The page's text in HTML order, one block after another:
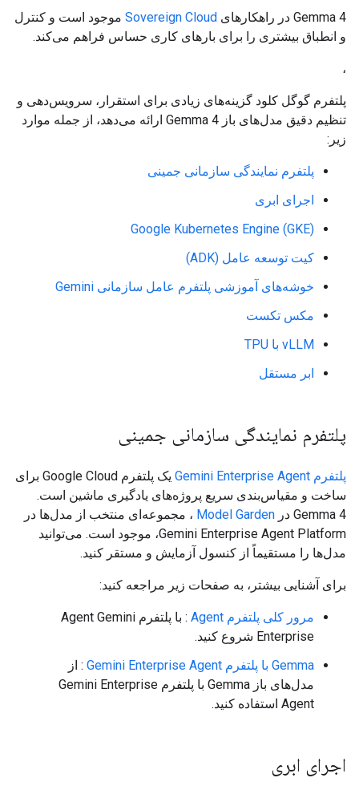
Gemma 4 در راهکارهای Sovereign Cloud موجود است و کنترل
و انطباق بیشتری را برای بارهای کاری حساس فراهم می‌کند.
،
پلتفرم گوگل کلود گزینه‌های زیادی برای استقرار، سرویس‌دهی و
تنظیم دقیق مدل‌های باز Gemma 4 ارائه می‌دهد، از جمله موارد
زیر:
پلتفرم نمایندگی سازمانی جمینی
اجرای ابری
Google Kubernetes Engine (GKE)
کیت توسعه عامل (ADK)
خوشه‌های آموزشی پلتفرم عامل سازمانی Gemini
مکس تکست
vLLM با TPU
ابر مستقل
پلتفرم نمایندگی سازمانی جمینی
پلتفرم Gemini Enterprise Agent
یک پلتفرم Google Cloud برای
ساخت و مقیاس‌بندی سریع پروژه‌های یادگیری ماشین است.
Gemma 4 در
Model Garden ، مجموعه‌ای منتخب از مدل‌ها در
Gemini Enterprise Agent Platform، موجود است. می‌توانید
مدل‌ها را مستقیماً از کنسول آزمایش و مستقر کنید.
برای آشنایی بیشتر، به صفحات زیر مراجعه کنید:
مرور کلی پلتفرم Agent
: با پلتفرم Agent Gemini
Enterprise شروع کنید.
Gemma با پلتفرم Gemini Enterprise Agent
: از
مدل‌های باز Gemma با پلتفرم Gemini Enterprise
Agent استفاده کنید.
اجرای ابری